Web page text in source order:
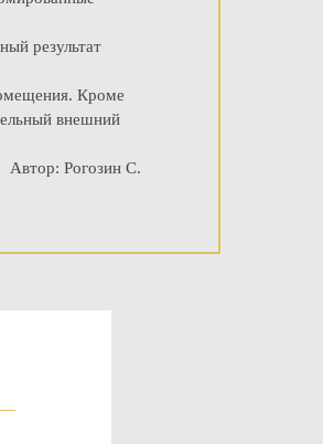
результат
Кроме
внешний
Автор: Рогозин С.